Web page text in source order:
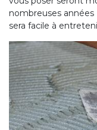
nombreuses
sera facile à